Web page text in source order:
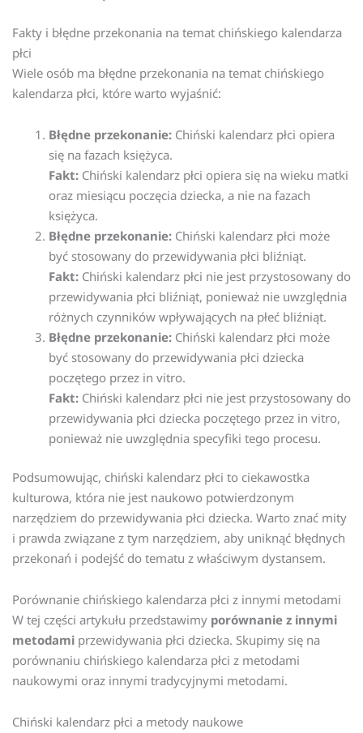
Fakty i błędne przekonania na temat chińskiego kalendarza
płci
Wiele osób ma błędne przekonania na temat chińskiego
kalendarza płci, które warto wyjaśnić:
Błędne przekonanie: Chiński kalendarz płci opiera
się na fazach księżyca.
Fakt: Chiński kalendarz płci opiera się na wieku matki
oraz miesiącu poczęcia dziecka, a nie na fazach
księżyca.
Błędne przekonanie: Chiński kalendarz płci może
być stosowany do przewidywania płci bliźniąt.
Fakt: Chiński kalendarz płci nie jest przystosowany do
przewidywania płci bliźniąt, ponieważ nie uwzględnia
różnych czynników wpływających na płeć bliźniąt.
Błędne przekonanie: Chiński kalendarz płci może
być stosowany do przewidywania płci dziecka
poczętego przez in vitro.
Fakt: Chiński kalendarz płci nie jest przystosowany do
przewidywania płci dziecka poczętego przez in vitro,
ponieważ nie uwzględnia specyfiki tego procesu.
Podsumowując, chiński kalendarz płci to ciekawostka
kulturowa, która nie jest naukowo potwierdzonym
narzędziem do przewidywania płci dziecka. Warto znać mity
i prawda związane z tym narzędziem, aby uniknąć błędnych
przekonań i podejść do tematu z właściwym dystansem.
Porównanie chińskiego kalendarza płci z innymi metodami
W tej części artykułu przedstawimy porównanie z innymi
metodami przewidywania płci dziecka. Skupimy się na
porównaniu chińskiego kalendarza płci z metodami
naukowymi oraz innymi tradycyjnymi metodami.
Chiński kalendarz płci a metody naukowe